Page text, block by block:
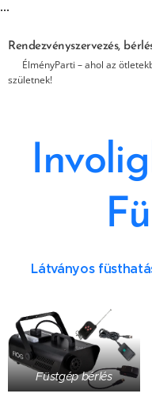
...
Rendezvényszervezés,
🎉 ÉlményParti – ahol az
születnek!
Látványos
Füstgép bérlés